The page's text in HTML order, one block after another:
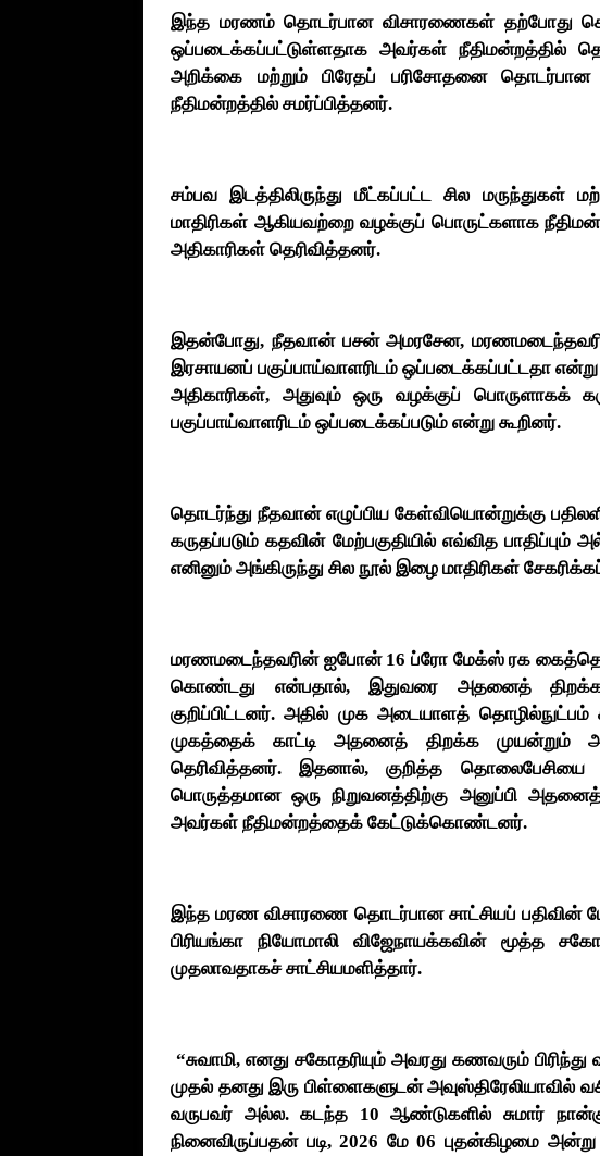
இந்த மரணம் தொடர்பான விசாரணைகள் தற்போது
ஒப்படைக்கப்பட்டுள்ளதாக அவர்கள் நீதிமன்றத்தில்
அறிக்கை மற்றும் பிரேதப் பரிசோதனை
நீதிமன்றத்தில் சமர்ப்பித்தனர்.
சம்பவ இடத்திலிருந்து மீட்கப்பட்ட சில
மாதிரிகள் ஆகியவற்றை வழக்குப் பொருட்களாக
அதிகாரிகள் தெரிவித்தனர்.
இதன்போது, நீதவான் பசன் அமரசேன,
இரசாயனப் பகுப்பாய்வாளரிடம் ஒப்படைக்கப்பட்டதா என்று
அதிகாரிகள், அதுவும் ஒரு வழக்குப் பொருளாகக்
பகுப்பாய்வாளரிடம் ஒப்படைக்கப்படும் என்று கூறினர்.
தொடர்ந்து நீதவான் எழுப்பிய கேள்வியொன்றுக்கு
கருதப்படும் கதவின் மேற்பகுதியில் எவ்வித
எனினும் அங்கிருந்து சில நூல் இழை மாதிரிகள்
மரணமடைந்தவரின் ஐபோன் 16 ப்ரோ மேக்ஸ் ரக
கொண்டது என்பதால், இதுவரை அதனைத் திறக்க
குறிப்பிட்டனர். அதில் முக அடையாளத்
முகத்தைக் காட்டி அதனைத் திறக்க முயன்றும்
தெரிவித்தனர். இதனால், குறித்த
பொருத்தமான ஒரு நிறுவனத்திற்கு அனுப்பி
அவர்கள் நீதிமன்றத்தைக் கேட்டுக்கொண்டனர்.
இந்த மரண விசாரணை தொடர்பான சாட்சியப் பதிவின்
பிரியங்கா நியோமாலி விஜேநாயக்கவின் மூத்த
முதலாவதாகச் சாட்சியமளித்தார்.
“சுவாமி, எனது சகோதரியும் அவரது கணவரும்
முதல் தனது இரு பிள்ளைகளுடன் அவுஸ்திரேலியாவில்
வருபவர் அல்ல. கடந்த 10 ஆண்டுகளில் சுமார்
நினைவிருப்பதன் படி, 2026 மே 06 புதன்கிழமை